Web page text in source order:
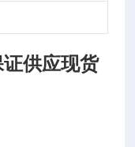
证供应现货